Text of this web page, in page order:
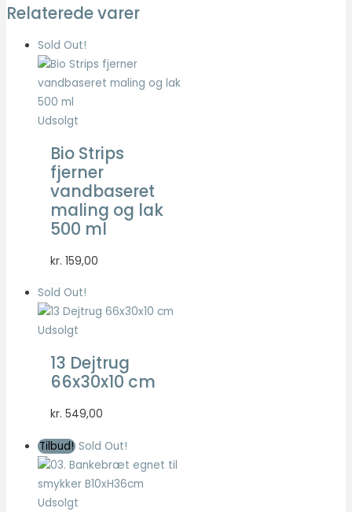
Relaterede varer
Sold Out!
Udsolgt
Bio Strips
fjerner
vandbaseret
maling og lak
500 ml
kr. 159,00
Sold Out!
Udsolgt
13 Dejtrug
66x30x10 cm
kr. 549,00
Tilbud! Sold Out!
Udsolgt